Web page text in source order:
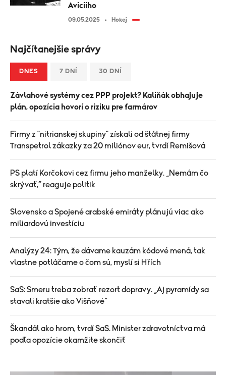
Aviciiho
09.05.2025 Hokej
Najčítanejšie správy
DNES 7 DNÍ 30 DNÍ
Závlahové systémy cez PPP projekt? Kaliňák obhajuje
plán, opozícia hovorí o riziku pre farmárov
Firmy z "nitrianskej skupiny" získali od štátnej firmy
Transpetrol zákazky za 20 miliónov eur, tvrdí Remišová
PS platí Korčokovi cez firmu jeho manželky. „Nemám čo
skrývať,“ reaguje politik
Slovensko a Spojené arabské emiráty plánujú viac ako
miliardovú investíciu
Analýzy 24: Tým, že dávame kauzám kódové mená, tak
vlastne potláčame o čom sú, myslí si Hřích
SaS: Smeru treba zobrať rezort dopravy. „Aj pyramídy sa
stavali kratšie ako Višňové“
Škandál ako hrom, tvrdí SaS. Minister zdravotníctva má
podľa opozície okamžite skončiť